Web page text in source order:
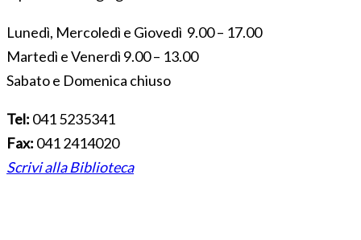
Lunedì, Mercoledì e Giovedì 9.00 – 17.00
Martedì e Venerdì 9.00 – 13.00
Sabato e Domenica chiuso
Tel: 041 5235341
Fax: 041 2414020
Scrivi alla Biblioteca